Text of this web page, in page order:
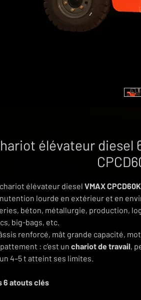
élévateur diesel
élévateur diesel VMAX
lourde en extérieur et en
béton, métallurgie, production,
big-bags, etc.
renforcé, mât grande capacité,
: c’est un chariot de travail,
4–5 t atteint ses limites.
6 atouts clés